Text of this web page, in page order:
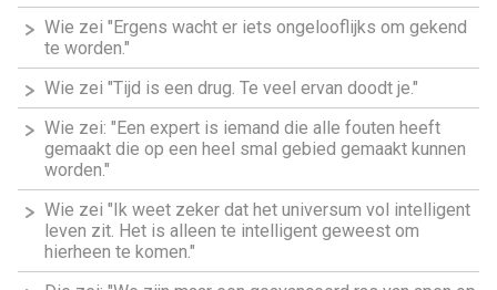
Wie zei "Ergens wacht er iets ongelooflijks om gekend
te worden."
Wie zei "Tijd is een drug. Te veel ervan doodt je."
Wie zei: "Een expert is iemand die alle fouten heeft
gemaakt die op een heel smal gebied gemaakt kunnen
worden."
Wie zei "Ik weet zeker dat het universum vol intelligent
leven zit. Het is alleen te intelligent geweest om
hierheen te komen."